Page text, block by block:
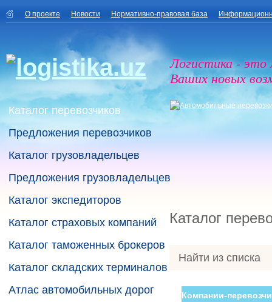
О проекте Новости Нормативно-правовая база
Логистика - это
Ваших новых
Каталог перевозчиков
Предложения перевозчиков
Каталог грузовладельцев
Предложения грузовладельцев
Каталог экспедиторов
Каталог страховых компаний
Каталог таможенных брокеров
Каталог складских терминалов
Атлас автомобильных дорог
Каталог
Найти из списка
Компании-